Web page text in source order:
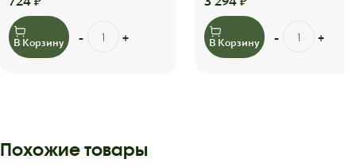
В Корзину В Корзину
Похожие товары